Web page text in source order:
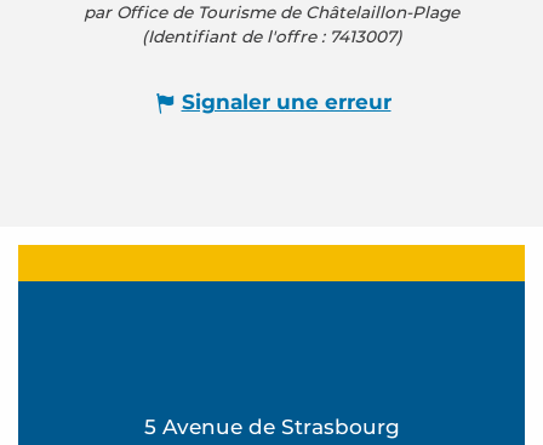
par Office de Tourisme de Châtelaillon-Plage
(Identifiant de l'offre : 7413007)
Signaler une erreur
5 Avenue de Strasbourg